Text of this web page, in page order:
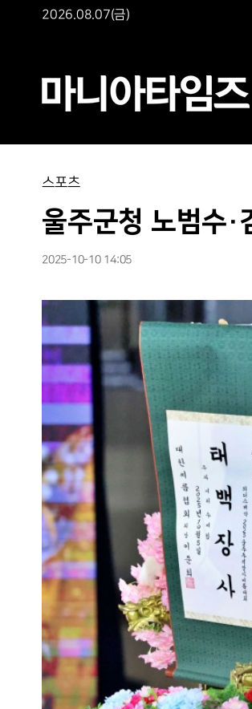
2026.08.07(금)
스포츠
울주군청 노범수·
2025-10-10 14:05